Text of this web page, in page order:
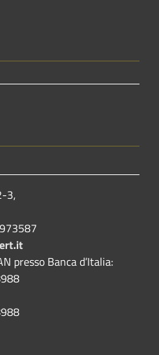
3,
presso Banca d’Italia: